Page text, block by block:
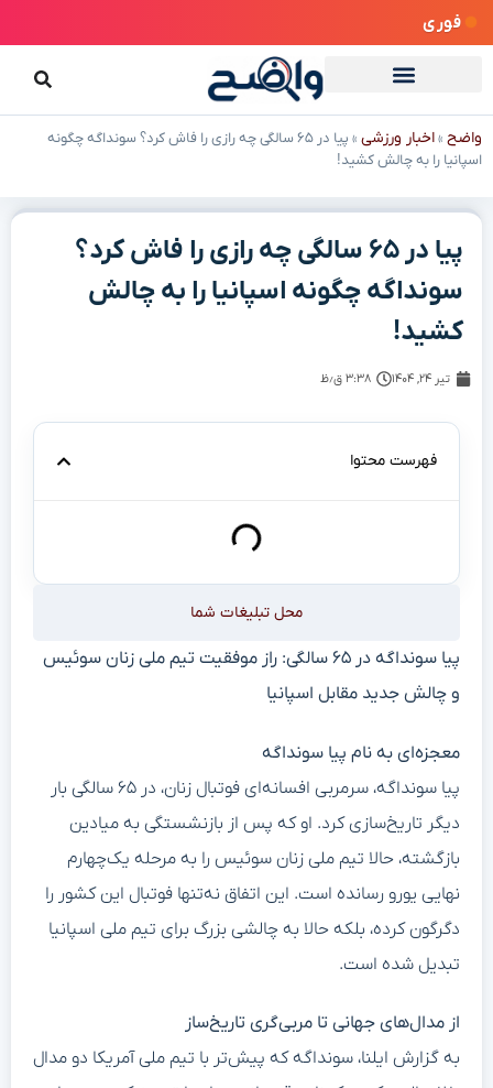
فوری
واضح »اخبار ورزشی »
پیا در ۶۵ سالگی چه رازی را فاش کرد؟ سونداگه چگونه
اسپانیا را به چالش کشید!
پیا در ۶۵ سالگی چه رازی را فاش کرد؟
سونداگه چگونه اسپانیا را به چالش
کشید!
تیر ۲۴, ۱۴۰۴ ۳:۳۸ ق٫ظ
فهرست محتوا
محل تبلیغات شما
پیا سونداگه در ۶۵ سالگی: راز موفقیت تیم ملی زنان سوئیس
و چالش جدید مقابل اسپانیا
معجزه‌ای به نام پیا سونداگه
پیا سونداگه، سرمربی افسانه‌ای فوتبال زنان، در ۶۵ سالگی بار
دیگر تاریخ‌سازی کرد. او که پس از بازنشستگی به میادین
بازگشته، حالا تیم ملی زنان سوئیس را به مرحله یک‌چهارم
نهایی یورو رسانده است. این اتفاق نه‌تنها فوتبال این کشور را
دگرگون کرده، بلکه حالا به چالشی بزرگ برای تیم ملی اسپانیا
تبدیل شده است.
از مدال‌های جهانی تا مربی‌گری تاریخ‌ساز
به گزارش ایلنا، سونداگه که پیش‌تر با تیم ملی آمریکا دو مدال